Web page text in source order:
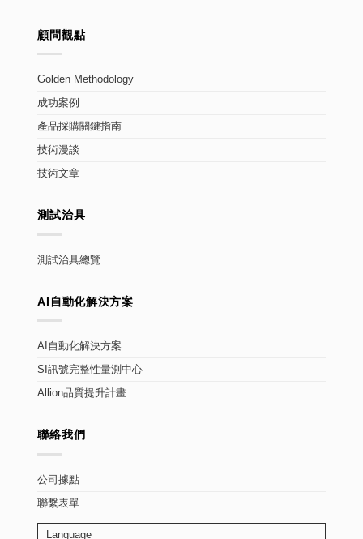
顧問觀點
Golden Methodology
成功案例
產品採購關鍵指南
技術漫談
技術文章
測試治具
測試治具總覽
AI自動化解決方案
AI自動化解決方案
SI訊號完整性量測中心
Allion品質提升計畫
聯絡我們
公司據點
聯繫表單
Language